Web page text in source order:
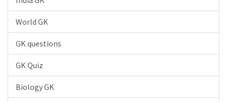
World GK
GK questions
GK Quiz
Biology GK